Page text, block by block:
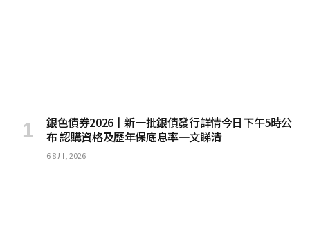
銀色債券2026丨新一批銀債發行詳情今日下午5時公
布 認購資格及歷年保底息率一文睇清
6 8 月, 2026